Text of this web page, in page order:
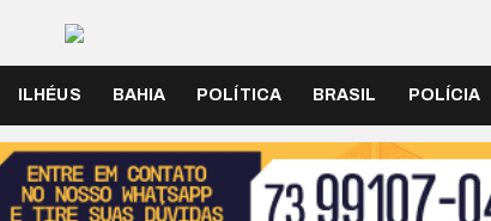
ILHÉUS BAHIA POLÍTICA BRASIL POLÍCIA